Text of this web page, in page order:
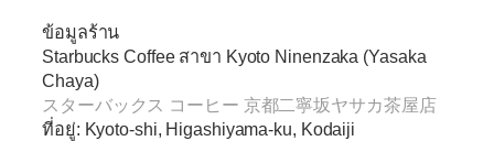
ข้อมูลร้าน
Starbucks Coffee สาขา Kyoto Ninenzaka (Yasaka
Chaya)
スターバックス コーヒー 京都二寧坂ヤサカ茶屋店
ที่อยู่: Kyoto-shi, Higashiyama-ku, Kodaiji